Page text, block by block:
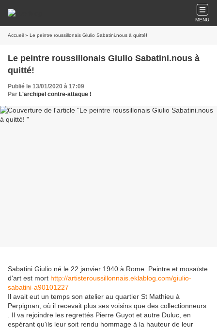
MENU
Accueil » Le peintre roussillonais Giulio Sabatini.nous à quitté!
Le peintre roussillonais Giulio Sabatini.nous à
quitté!
Publié le 13/01/2020 à 17:09
Par L'archipel contre-attaque !
Sabatini Giulio né le 22 janvier 1940 à Rome. Peintre et mosaïste
d'art est mort http://artisteroussillonnais.eklablog.com/giulio-
sabatini-a90101227
Il avait eut un temps son atelier au quartier St Mathieu à
Perpignan, où il recevait plus ses voisins que des collectionneurs
. Il va rejoindre les regrettés Pierre Guyot et autre Duluc, en
espérant qu'ils leur soit rendu hommage à la hauteur de leur